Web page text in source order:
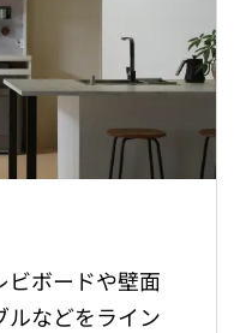
ビボードや壁面
ルなどをライン